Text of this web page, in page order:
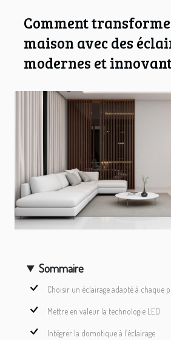
Comment
maison avec des
modernes et
Sommaire
Choisir un éclairage adapté à chaque
Mettre en valeur la technologie LED
Intégrer la domotique à l’éclairage